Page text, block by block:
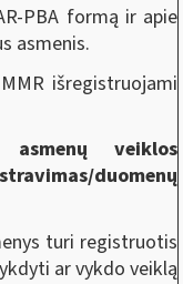
PBA formą ir apie
asmenis.
išregistruojami
veiklos
duomenų
turi registruotis
ar vykdo veiklą